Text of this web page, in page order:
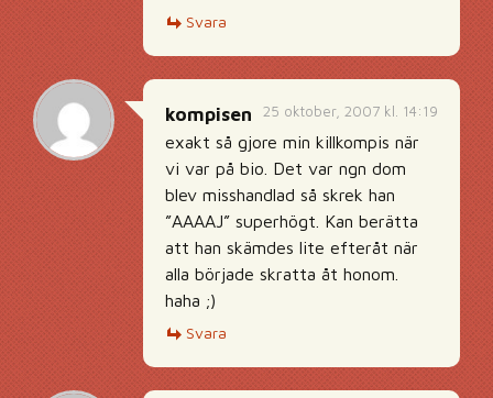
Svara
25 oktober, 2007 kl. 14:19
kompisen
exakt så gjore min killkompis när
vi var på bio. Det var ngn dom
blev misshandlad så skrek han
”AAAAJ” superhögt. Kan berätta
att han skämdes lite efteråt när
alla började skratta åt honom.
haha ;)
Svara